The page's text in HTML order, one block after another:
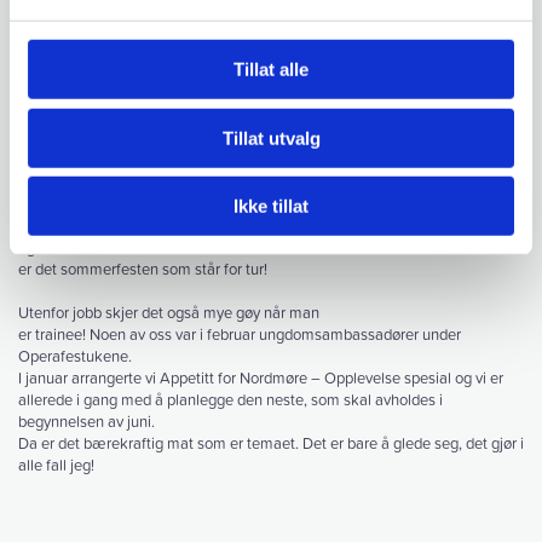
Tillat alle
Tillat utvalg
Ikke tillat
skal
utvikle seg og vokse de kommende (ti)årene.
Som hjemflyttet Kristiansundspatriot, er det
ekstra givende å få lov til å jobbe med å utvikle byen jeg er så glad i.
I kommunen har jeg blitt tatt godt imot av
gode kolleger. Her er det folk det er lett å be om hjelp, man får god støtte i
jobbhverdagen, og det er et godt sosialt miljø. Jeg ble også kastet inn i
er det sommerfesten som står for tur!
Utenfor jobb skjer det også mye gøy når man
er trainee! Noen av oss var i februar ungdomsambassadører under
Operafestukene.
I januar arrangerte vi Appetitt for Nordmøre – Opplevelse spesial og vi er
allerede i gang med å planlegge den neste, som skal avholdes i
begynnelsen av juni.
Da er det bærekraftig mat som er temaet. Det er bare å glede seg, det gjør i
alle fall jeg!